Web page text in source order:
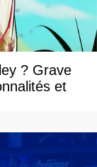
? Grave
et